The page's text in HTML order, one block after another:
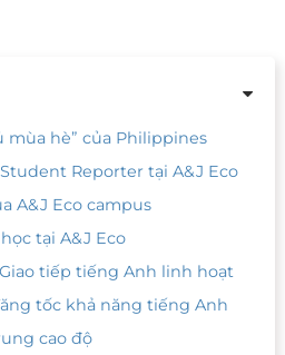
mùa hè” của Philippines
Reporter tại A&J Eco
A&J Eco campus
tại A&J Eco
Giao tiếp tiếng Anh linh hoạt
tốc khả năng tiếng Anh
cao độ